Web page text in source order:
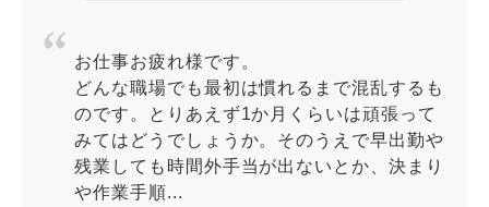
お仕事お疲れ様です。
どんな職場でも最初は慣れるまで混乱するも
のです。とりあえず1か月くらいは頑張って
みてはどうでしょうか。そのうえで早出勤や
残業しても時間外手当が出ないとか、決まり
や作業手順...